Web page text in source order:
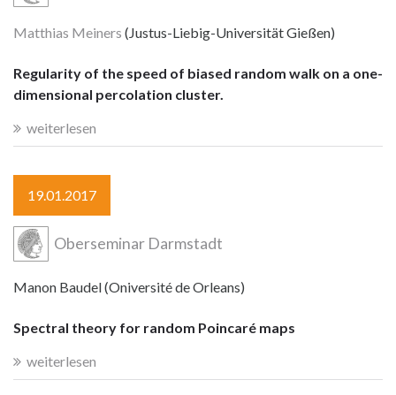
Matthias Meiners (Justus-Liebig-Universität Gießen)
Regularity of the speed of biased random walk on a one-
dimensional percolation cluster.
weiterlesen
19.01.2017
Oberseminar Darmstadt
Manon Baudel (Oniversité de Orleans)
Spectral theory for random Poincaré maps
weiterlesen